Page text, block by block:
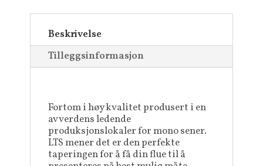
Beskrivelse
Tilleggsinformasjon
Fortom i høy kvalitet produsert i en
av verdens ledende
produksjonslokaler for mono sener.
LTS mener det er den perfekte
taperingen for å få din flue til å